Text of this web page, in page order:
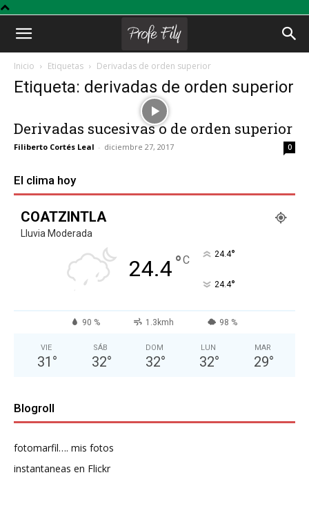
Profe
Inicio Etiquetas Derivadas de orden superior
Etiqueta: derivadas de orden superior
Derivadas sucesivas o de orden superior
Filiberto Cortés Leal - diciembre 27, 2017 0
El clima hoy
COATZINTLA
Lluvia Moderada
24.4°C 24.4°
24.4°
90 % 1.3kmh 98 %
VIE
31 °
SÁB
32°
DOM
32°
LUN
32°
MAR
29°
Blogroll
fotomarfil…. mis fotos
instantaneas en Flickr